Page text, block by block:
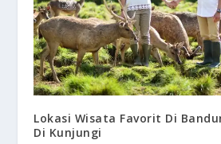
Lokasi Wisata Favorit Di
Di Kunjungi